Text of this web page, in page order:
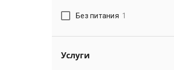
Без питания 1
Услуги